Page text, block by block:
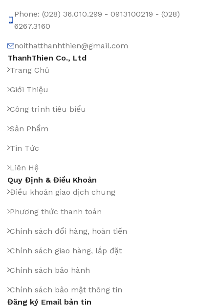
Phone: (028) 36.010.299 - 0913100219 - (028)
6267.3160
noithatthanhthien@gmail.com
ThanhThien Co., Ltd
Trang Chủ
Giới Thiệu
Công trình tiêu biểu
Sản Phẩm
Tin Tức
Liên Hệ
Quy Định & Điều Khoản
Điều khoản giao dịch chung
Phương thức thanh toán
Chính sách đổi hàng, hoàn tiền
Chính sách giao hàng, lắp đặt
Chính sách bảo hành
Chính sách bảo mật thông tin
Đăng ký Email bản tin